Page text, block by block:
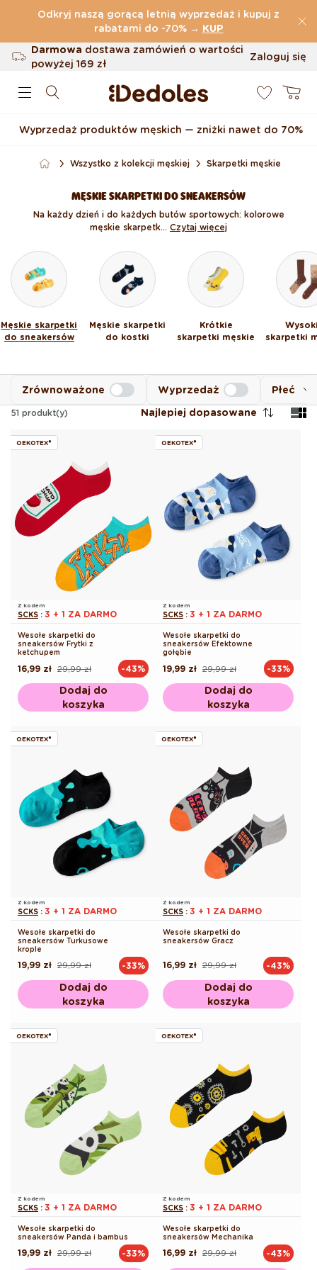
Przejdź do treści
Odkryj naszą gorącą letnią wyprzedaż i kupuj z
rabatami do -70% → KUP
(32.819 Opinie)
Darmowa dostawa zamówień o wartości
powyżej169 zł
Możliwość zwrotu w ciągu 100 dni
Zaloguj się
Koszyk
Wyprzedaż produktów męskich — zniżki nawet do 70%
Wszystko z kolekcji męskiej Skarpetki męskie
MĘSKIE SKARPETKI DO SNEAKERSÓW
Na każdy dzień i do każdych butów sportowych: kolorowe
męskie skarpetk... Czytaj więcej
Męskie skarpetki
do sneakersów
Męskie skarpetki
do kostki
Krótkie
skarpetki męskie
skarpetki
Płeć
Zrównoważone Wyprzedaż
51 produkt(y) Najlepiej dopasowane
OEKOTEX®
Z kodem
SCKS : 3 + 1 ZA DARMO
Wesołe skarpetki do
sneakersów Frytki z
ketchupem
Cena
29,99 zł
Cena
16,99 zł -43%
Dodaj do
koszyka
OEKOTEX®
Z kodem
SCKS : 3 + 1 ZA DARMO
Wesołe skarpetki do
sneakersów Efektowne
gołębie
Cena
29,99 zł
Cena
19,99 zł -33%
Dodaj do
koszyka
OEKOTEX®
Z kodem
SCKS : 3 + 1 ZA DARMO
Wesołe skarpetki do
sneakersów Turkusowe
krople
Cena
29,99 zł
Cena
19,99 zł -33%
Dodaj do
koszyka
OEKOTEX®
Z kodem
SCKS : 3 + 1 ZA DARMO
Wesołe skarpetki do
sneakersów Gracz
Cena
29,99 zł
Cena
16,99 zł -43%
Dodaj do
koszyka
OEKOTEX®
Z kodem
SCKS : 3 + 1 ZA DARMO
Wesołe skarpetki do
sneakersów Panda i bambus
Cena
29,99 zł
Cena
19,99 zł -33%
OEKOTEX®
Z kodem
SCKS : 3 + 1 ZA DARMO
Wesołe skarpetki do
sneakersów Mechanika
Cena
29,99 zł
Cena
16,99 zł -43%